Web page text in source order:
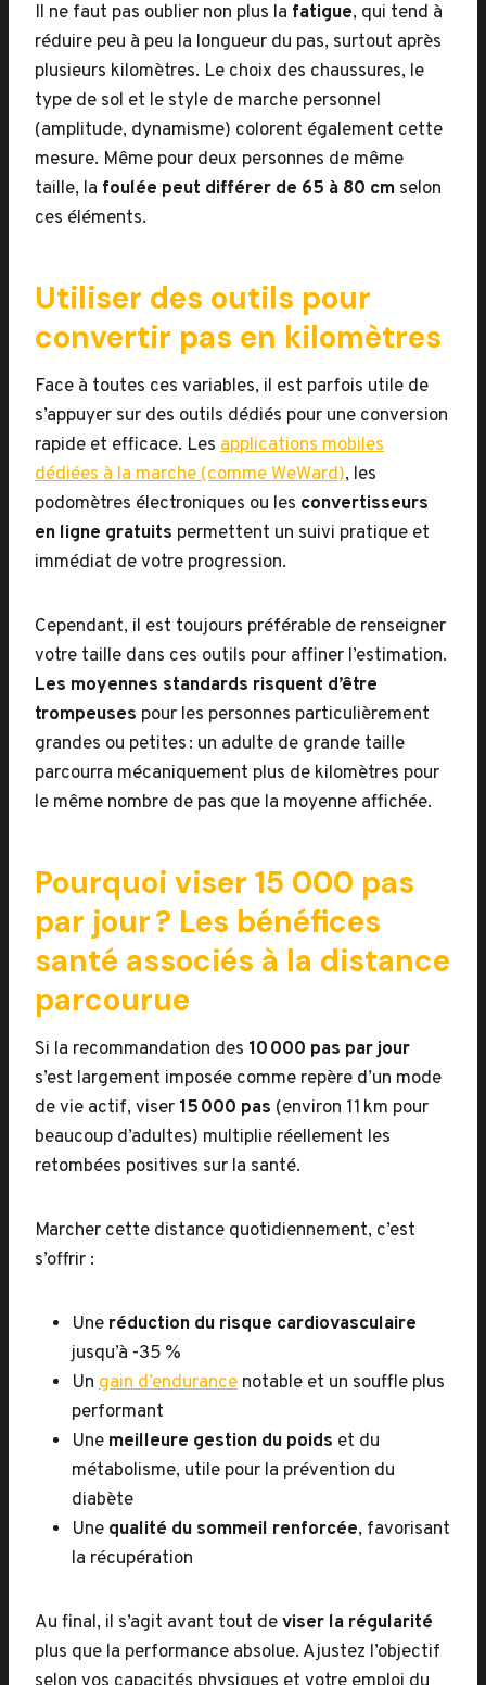
Il ne faut pas oublier non plus la fatigue, qui tend à
réduire peu à peu la longueur du pas, surtout après
plusieurs kilomètres. Le choix des chaussures, le
type de sol et le style de marche personnel
(amplitude, dynamisme) colorent également cette
mesure. Même pour deux personnes de même
taille, la foulée peut différer de 65 à 80 cm selon
ces éléments.
Utiliser des outils pour
convertir pas en kilomètres
Face à toutes ces variables, il est parfois utile de
s’appuyer sur des outils dédiés pour une conversion
rapide et efficace. Les applications mobiles
dédiées à la marche (comme WeWard), les
podomètres électroniques ou les convertisseurs
en ligne gratuits permettent un suivi pratique et
immédiat de votre progression.
Cependant, il est toujours préférable de renseigner
votre taille dans ces outils pour affiner l’estimation.
Les moyennes standards risquent d’être
trompeuses pour les personnes particulièrement
grandes ou petites : un adulte de grande taille
parcourra mécaniquement plus de kilomètres pour
le même nombre de pas que la moyenne affichée.
Pourquoi viser 15 000 pas
par jour ? Les bénéfices
santé associés à la distance
parcourue
Si la recommandation des 10 000 pas par jour
s’est largement imposée comme repère d’un mode
de vie actif, viser 15 000 pas (environ 11 km pour
beaucoup d’adultes) multiplie réellement les
retombées positives sur la santé.
Marcher cette distance quotidiennement, c’est
s’offrir :
Une réduction du risque cardiovasculaire
jusqu’à -35 %
Un gain d’endurance notable et un souffle plus
performant
Une meilleure gestion du poids et du
métabolisme, utile pour la prévention du
diabète
Une qualité du sommeil renforcée, favorisant
la récupération
Au final, il s’agit avant tout deviser la régularité
plus que la performance absolue. Ajustez l’objectif